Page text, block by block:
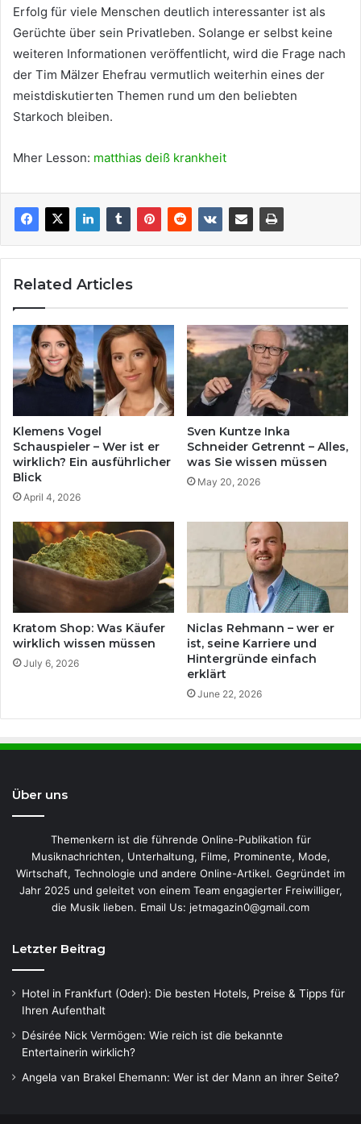
Erfolg für viele Menschen deutlich interessanter ist als
Gerüchte über sein Privatleben. Solange er selbst keine
weiteren Informationen veröffentlicht, wird die Frage nach
der Tim Mälzer Ehefrau vermutlich weiterhin eines der
meistdiskutierten Themen rund um den beliebten
Starkoch bleiben.
Mher Lesson: matthias deiß krankheit
Related Articles
Klemens Vogel
Schauspieler – Wer ist er
wirklich? Ein ausführlicher
Blick
April 4, 2026
Sven Kuntze Inka
Schneider Getrennt – Alles,
was Sie wissen müssen
May 20, 2026
Kratom Shop: Was Käufer
wirklich wissen müssen
July 6, 2026
Niclas Rehmann – wer er
ist, seine Karriere und
Hintergründe einfach
erklärt
June 22, 2026
Über uns
Themenkern ist die führende Online-Publikation für
Musiknachrichten, Unterhaltung, Filme, Prominente, Mode,
Wirtschaft, Technologie und andere Online-Artikel. Gegründet im
Jahr 2025 und geleitet von einem Team engagierter Freiwilliger,
die Musik lieben. Email Us: jetmagazin0@gmail.com
Letzter Beitrag
Hotel in Frankfurt (Oder): Die besten Hotels, Preise & Tipps für
Ihren Aufenthalt
Désirée Nick Vermögen: Wie reich ist die bekannte
Entertainerin wirklich?
Angela van Brakel Ehemann: Wer ist der Mann an ihrer Seite?